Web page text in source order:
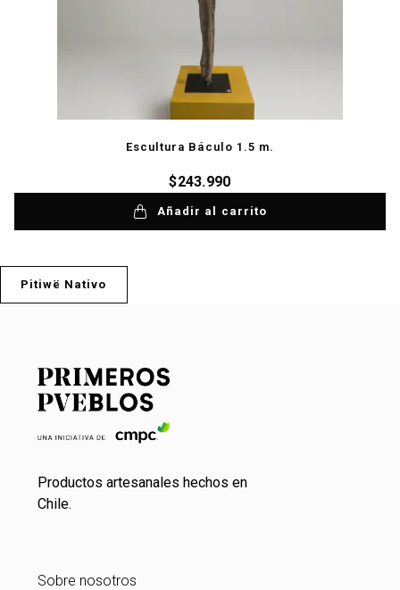
Escultura Báculo 1.5 m.
$243.990
Añadir al carrito
Pitiwë Nativo
Productos artesanales hechos en
Chile.
Sobre nosotros